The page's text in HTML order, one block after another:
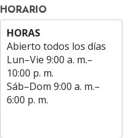
HORARIO
HORAS
Abierto todos los días
Lun–Vie 9:00 a. m.–
10:00 p. m.
Sáb–Dom 9:00 a. m.–
6:00 p. m.